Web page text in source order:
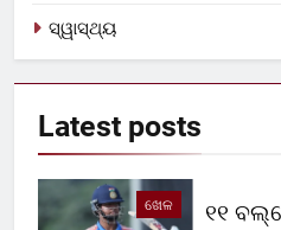
ସ୍ୱାସ୍ଥ୍ୟ
Latest posts
ଖେଳ
୧୧